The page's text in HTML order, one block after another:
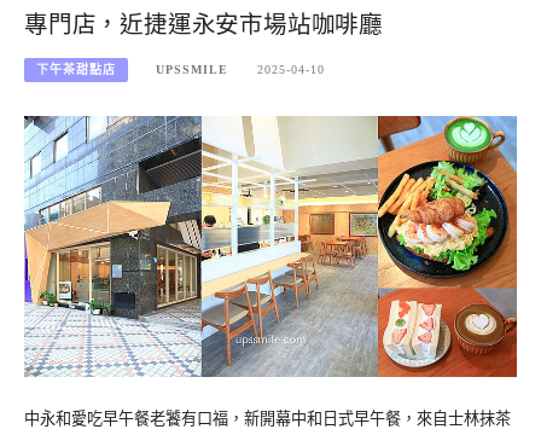
專門店，近捷運永安市場站咖啡廳
下午茶甜點店 UPSSMILE 2025-04-10
中永和愛吃早午餐老饕有口福，新開幕中和日式早午餐，來自士林抹茶